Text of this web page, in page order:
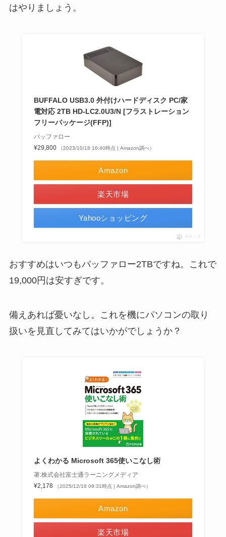
はやりましょう。
BUFFALO USB3.0 外付けハードディスク PC/家
電対応 2TB HD-LC2.0U3/N [フラストレーション
フリーパッケージ(FFP)]
バッファロー
¥29,800
（2023/10/18 16:40時点 | Amazon調べ）
Amazon
楽天市場
Yahooショッピング
ポチップ
おすすめはいつもバッファロー2TBですね。これで
19,000円は安すぎです。
備えあれば憂いなし。これを機にパソコンの取り
扱いを見直してみてはいかがでしょうか？
よくわかる Microsoft 365使いこなし術
著:株式会社富士通ラーニングメディア
¥2,178
（2025/12/16 09:31時点 | Amazon調べ）
Amazon
楽天市場